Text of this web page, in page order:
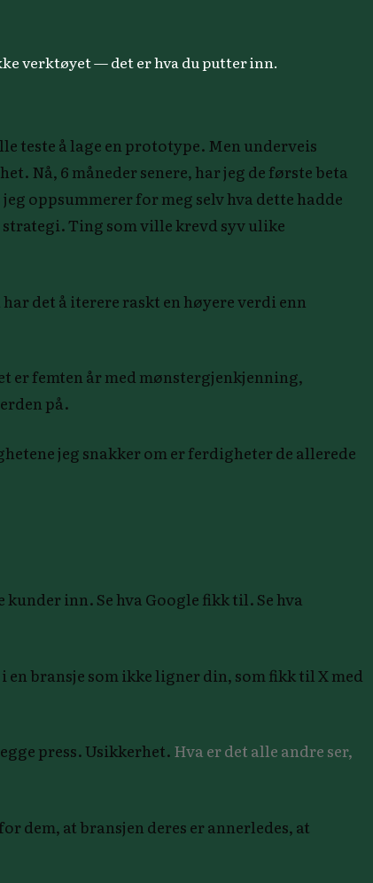
verktøyet — det er hva du putter inn.
teste å lage en prototype. Men underveis
Nå, 6 måneder senere, har jeg de første beta
oppsummerer for meg selv hva dette hadde
Ting som ville krevd syv ulike
det å iterere raskt en høyere verdi enn
er femten år med mønstergjenkjenning,
på.
jeg snakker om er ferdigheter de allerede
inn. Se hva Google fikk til. Se hva
bransje som ikke ligner din, som fikk til X med
press. Usikkerhet. Hva er det alle andre ser,
dem, at bransjen deres er annerledes, at